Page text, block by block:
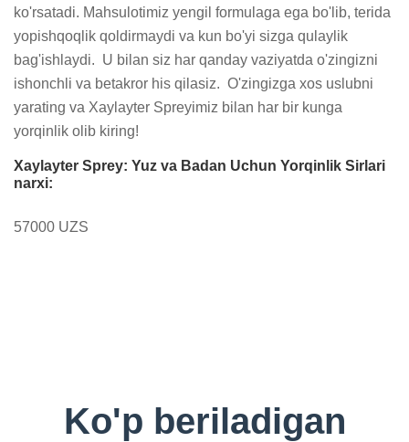
ko'rsatadi. Mahsulotimiz yengil formulaga ega bo'lib, terida
yopishqoqlik qoldirmaydi va kun bo'yi sizga qulaylik
bag'ishlaydi.  U bilan siz har qanday vaziyatda o'zingizni
ishonchli va betakror his qilasiz.  O'zingizga xos uslubni
yarating va Xaylayter Spreyimiz bilan har bir kunga
yorqinlik olib kiring!
Xaylayter Sprey: Yuz va Badan Uchun Yorqinlik Sirlari
narxi:
57000 UZS
Ko'p beriladigan